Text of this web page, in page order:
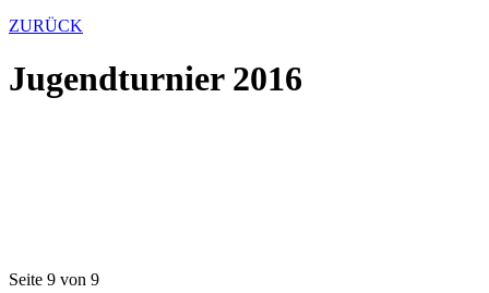
ZURÜCK
Jugendturnier 2016
Seite 9 von 9